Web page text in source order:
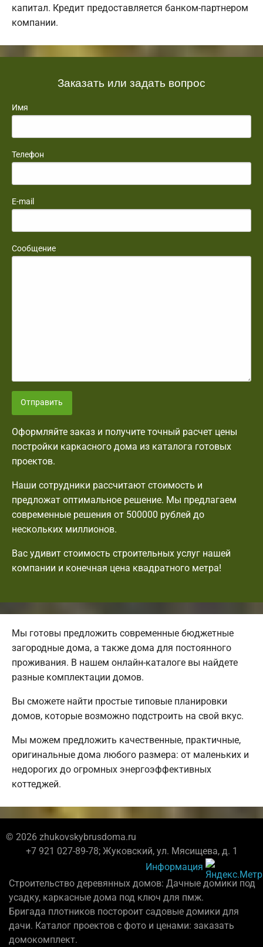
капитал. Кредит предоставляется банком-партнером
компании.
Заказать или задать вопрос
Имя
Телефон
E-mail
Сообщение
Отправить
Оформляйте заказ и получите точный расчет цены
постройки каркасного дома из каталога готовых
проектов.
Наши сотрудники рассчитают стоимость и
предложат оптимальное решение. Мы предлагаем
современные решения от 500000 рублей до
нескольких миллионов.
Вас удивит стоимость строительных услуг нашей
компании и конечная цена квадратного метра!
Мы готовы предложить современные бюджетные
загородные дома, а также дома для постоянного
проживания. В нашем онлайн-каталоге вы найдете
разные комплектации домов.
Вы сможете найти простые типовые планировки
домов, которые возможно подстроить на свой вкус.
Мы можем предложить качественные, практичные,
оригинальные дома любого размера: от маленьких и
недорогих до огромных энергоэффективных
коттеджей.
© 2026 zhukovskybrusdoma.ru
+7 921 027-89-78; Жуковский, ул. Мясищева, д. 1
Информация
Строительство деревянных домов: Дачные домики под
усадку, каркасные дома под ключ для пмж.
Бригада плотников постороит садовые домики для
дачи. Каталог проектов с фото и ценами: заказать
домокомплект.